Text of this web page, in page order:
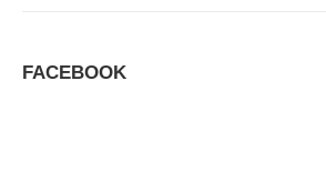
FACEBOOK